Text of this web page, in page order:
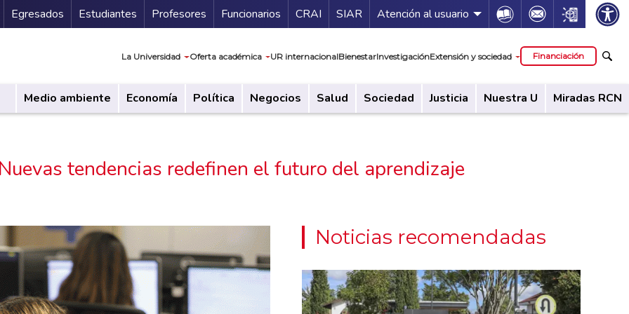
Secundario
Egresados Estudiantes Profesores Funcionarios Guía de servicios
CRAI SIAR Atención al usuario Icon Icon Icon
La Universidad Oferta académica UR internacionalBienestarInvestigaciónExtensión y sociedad Financiación
Medio ambiente Economía Política Negocios Salud Sociedad Justicia Nuestra U Miradas RCN
tendencias redefinen el futuro del aprendizaje
Noticias recomendadas